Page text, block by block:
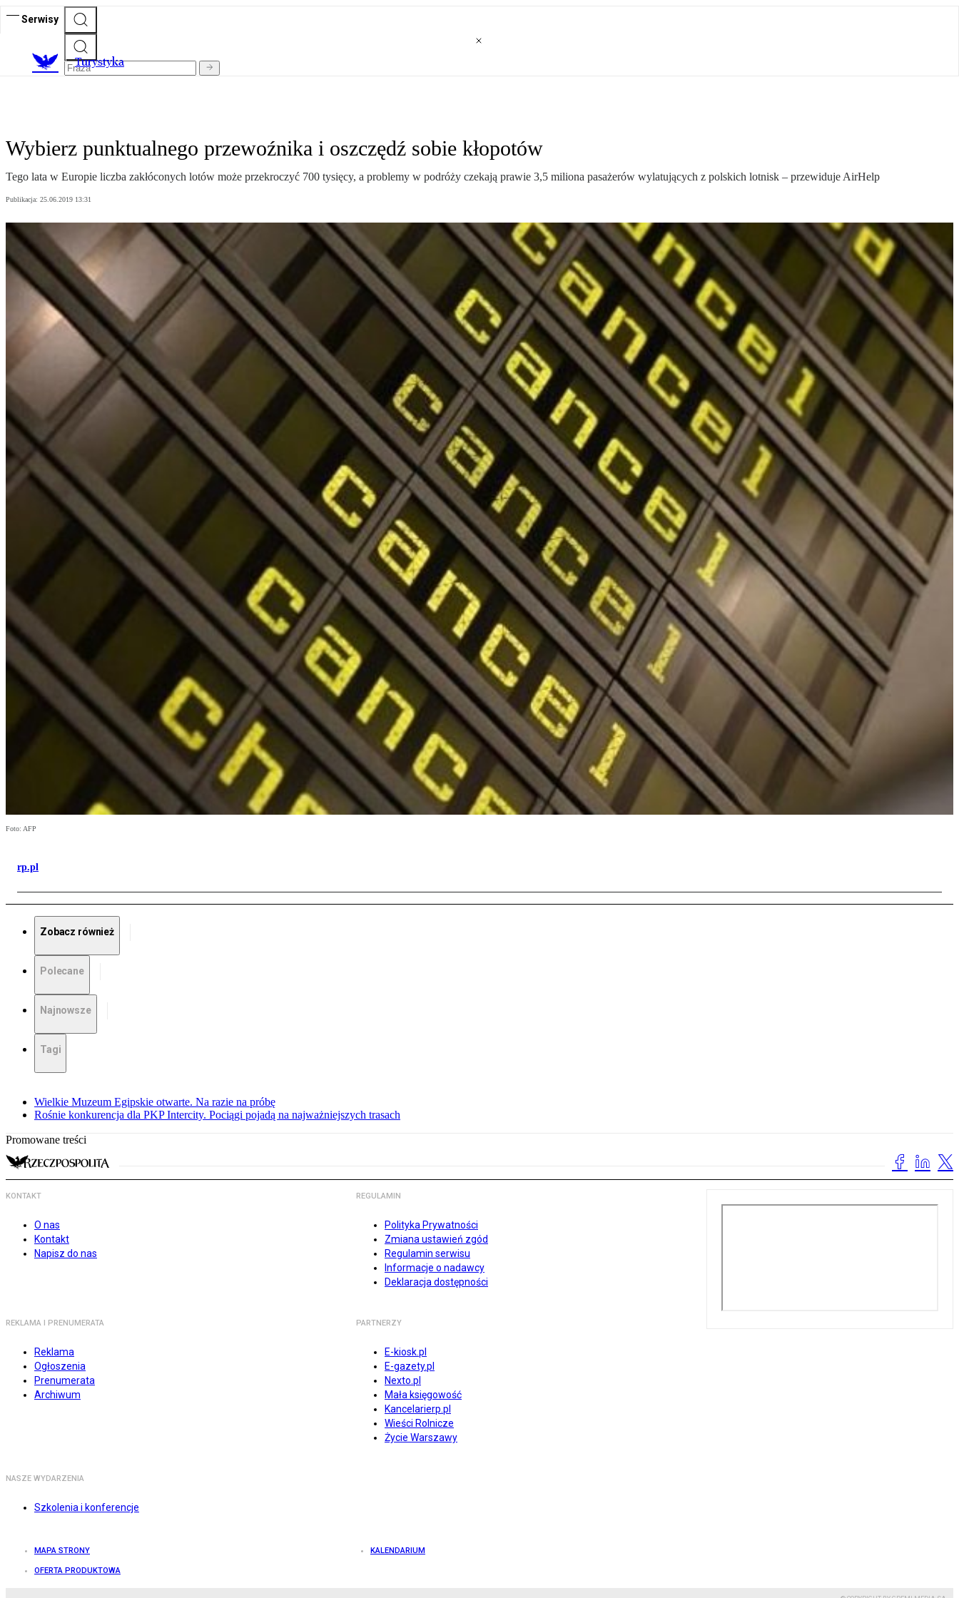
Serwisy
Turystyka
Wybierz punktualnego przewoźnika i oszczędź sobie kłopotów
Tego lata w Europie liczba zakłóconych lotów może przekroczyć 700 tysięcy, a problemy w podróży czekają prawie 3,5 miliona pasażerów wylatujących z polskich lotnisk – przewiduje AirHelp
Publikacja: 25.06.2019 13:31
Foto: AFP
rp.pl
Zobacz również
Polecane
Najnowsze
Tagi
Wielkie Muzeum Egipskie otwarte. Na razie na próbę
Rośnie konkurencja dla PKP Intercity. Pociągi pojadą na najważniejszych trasach
Promowane treści
KONTAKT
O nas
Kontakt
Napisz do nas
REGULAMIN
Polityka Prywatności
Zmiana ustawień zgód
Regulamin serwisu
Informacje o nadawcy
Deklaracja dostępności
REKLAMA I PRENUMERATA
Reklama
Ogłoszenia
Prenumerata
Archiwum
PARTNERZY
E-kiosk.pl
E-gazety.pl
Nexto.pl
Mała księgowość
Kancelarierp.pl
Wieści Rolnicze
Życie Warszawy
NASZE WYDARZENIA
Szkolenia i konferencje
MAPA STRONY KALENDARIUM
OFERTA PRODUKTOWA